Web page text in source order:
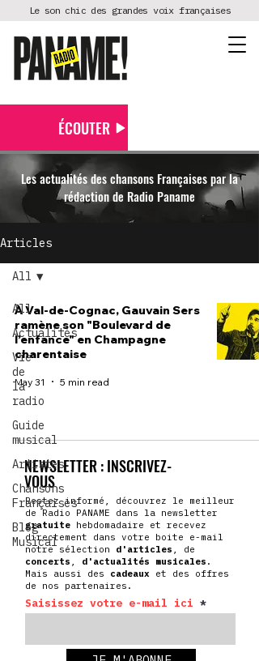
Le son chic des grandes voix françaises
ÉCOUTER
Les actualités des chansons Françaises par la
rédaction de Radio Paname
Articles
All
Actualités
Vie
de
la
radio
Guide
musical
Artistes
Chansons
Françaises
Blog
Musical
All
À Val-de-Cognac, Gauvain Sers
ramène son "Boulevard de
l’enfance" en Champagne
charentaise
May 31 5 min read
NEWSLETTER : INSCRIVEZ-
VOUS
Restez informé, découvrez le meilleur
de Radio PANAME dans la newsletter
gratuite hebdomadaire et recevez
directement dans votre boite e-mail
notre sélection d'articles , de
concerts , d'actualités musicales .
Mais aussi des cadeaux et des offres
de nos partenaires.
Saisissez votre e-mail ici